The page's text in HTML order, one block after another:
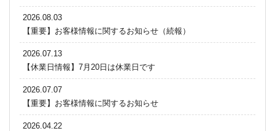
2026.08.03
【重要】お客様情報に関するお知らせ（続報）
2026.07.13
【休業日情報】7月20日は休業日です
2026.07.07
【重要】お客様情報に関するお知らせ
2026.04.22